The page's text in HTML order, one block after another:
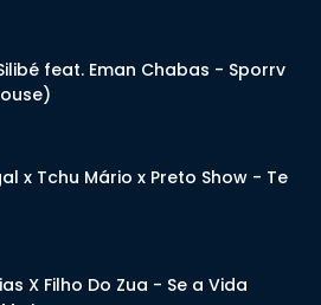
feat. Eman Chabas - Sporrv
x Tchu Mário x Preto Show - Te
X Filho Do Zua - Se a Vida